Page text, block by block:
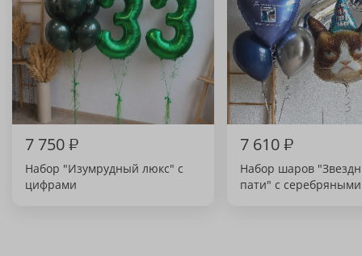
7 750₽
Набор "Изумрудный люкс" с
цифрами
7 610₽
Набор шаров
пати" с